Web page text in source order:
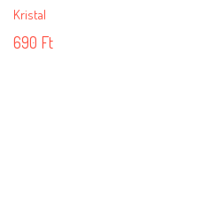
Kristal
690 Ft